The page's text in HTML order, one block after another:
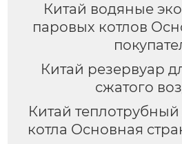
Китай водяные
паровых котлов
Китай резервуар
сжатого
Китай
котла Основная